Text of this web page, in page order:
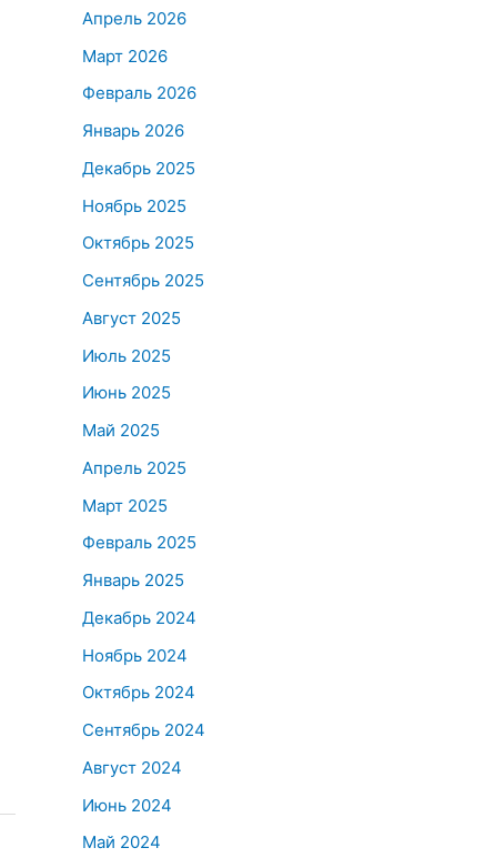
Апрель 2026
Март 2026
Февраль 2026
Январь 2026
Декабрь 2025
Ноябрь 2025
Октябрь 2025
Сентябрь 2025
Август 2025
Июль 2025
Июнь 2025
Май 2025
Апрель 2025
Март 2025
Февраль 2025
Январь 2025
Декабрь 2024
Ноябрь 2024
Октябрь 2024
Сентябрь 2024
Август 2024
Июнь 2024
Май 2024